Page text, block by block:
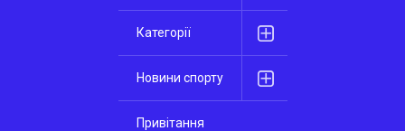
Категорії
Новини спорту
Привітання